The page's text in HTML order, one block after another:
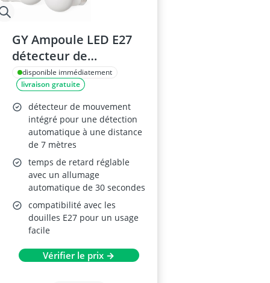
GY Ampoule LED E27
détecteur de
mouvement, 6.5W,
6500K, lot de 4
disponible immédiatement
livraison gratuite
détecteur de mouvement
intégré pour une détection
automatique à une distance
de 7 mètres
temps de retard réglable
avec un allumage
automatique de 30 secondes
compatibilité avec les
douilles E27 pour un usage
facile
Vérifier le prix →